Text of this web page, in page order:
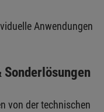
Anwendungen
von der technischen